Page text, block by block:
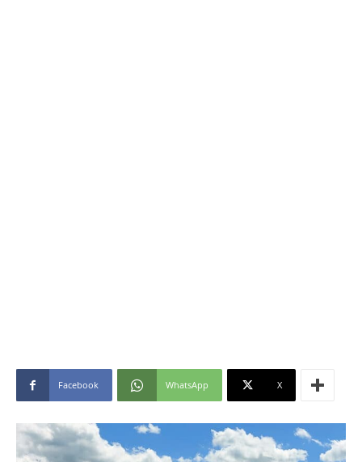
Facebook WhatsApp X